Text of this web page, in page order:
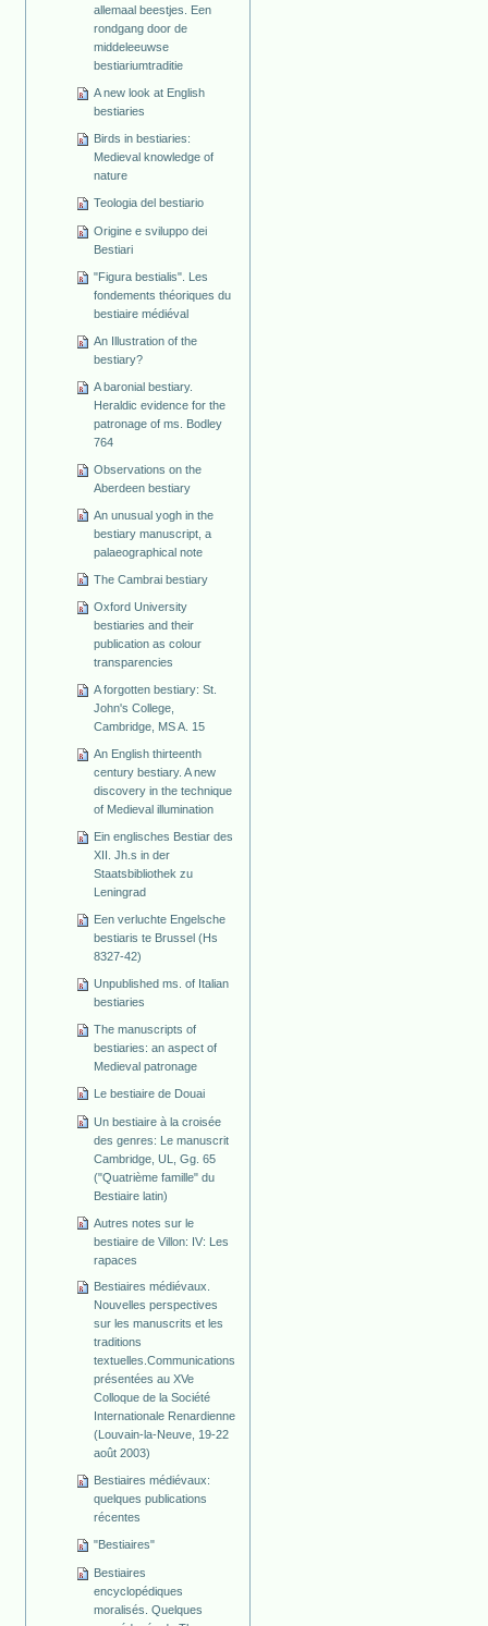
allemaal beestjes. Een
rondgang door de
middeleeuwse
bestiariumtraditie
A new look at English
bestiaries
Birds in bestiaries:
Medieval knowledge of
nature
Teologia del bestiario
Origine e sviluppo dei
Bestiari
"Figura bestialis". Les
fondements théoriques du
bestiaire médiéval
An Illustration of the
bestiary?
A baronial bestiary.
Heraldic evidence for the
patronage of ms. Bodley
764
Observations on the
Aberdeen bestiary
An unusual yogh in the
bestiary manuscript, a
palaeographical note
The Cambrai bestiary
Oxford University
bestiaries and their
publication as colour
transparencies
A forgotten bestiary: St.
John's College,
Cambridge, MS A. 15
An English thirteenth
century bestiary. A new
discovery in the technique
of Medieval illumination
Ein englisches Bestiar des
XII. Jh.s in der
Staatsbibliothek zu
Leningrad
Een verluchte Engelsche
bestiaris te Brussel (Hs
8327-42)
Unpublished ms. of Italian
bestiaries
The manuscripts of
bestiaries: an aspect of
Medieval patronage
Le bestiaire de Douai
Un bestiaire à la croisée
des genres: Le manuscrit
Cambridge, UL, Gg. 65
("Quatrième famille" du
Bestiaire latin)
Autres notes sur le
bestiaire de Villon: IV: Les
rapaces
Bestiaires médiévaux.
Nouvelles perspectives
sur les manuscrits et les
traditions
textuelles.Communications
présentées au XVe
Colloque de la Société
Internationale Renardienne
(Louvain-la-Neuve, 19-22
août 2003)
Bestiaires médiévaux:
quelques publications
récentes
"Bestiaires"
Bestiaires
encyclopédiques
moralisés. Quelques